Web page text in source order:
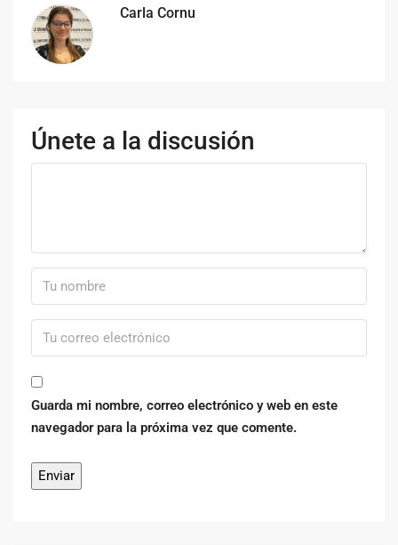
Carla Cornu
Únete a la discusión
Guarda mi nombre, correo electrónico y web en este
navegador para la próxima vez que comente.